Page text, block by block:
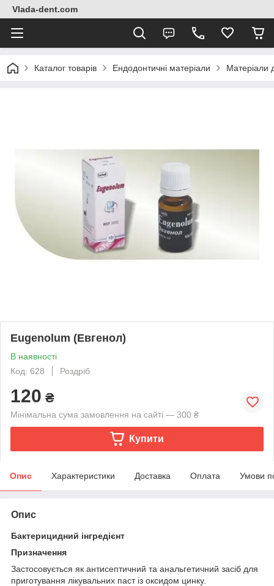
Vlada-dent.com
Каталог товарів Ендодонтичні матеріали Матеріали
Eugenolum (Евгенол)
В наявності
Код: 628
Роздріб
120 ₴
Мінімальна сума замовлення на сайті — 300 ₴
Купити
Опис Характеристики Доставка Оплата Умови
Опис
Бактерицидний інгредієнт
Призначення
Застосовується як антисептичний та анальгетичний засіб для
приготування лікувальних паст із оксидом цинку.